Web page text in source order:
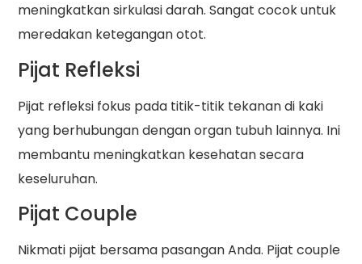
meningkatkan sirkulasi darah. Sangat cocok untuk
meredakan ketegangan otot.
Pijat Refleksi
Pijat refleksi fokus pada titik-titik tekanan di kaki
yang berhubungan dengan organ tubuh lainnya. Ini
membantu meningkatkan kesehatan secara
keseluruhan.
Pijat Couple
Nikmati pijat bersama pasangan Anda. Pijat couple